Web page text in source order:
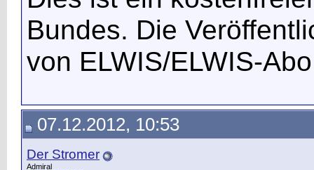
Bundes. Die
von ELWIS/ELWIS-
07.12.2012, 10:53
Der Stromer
Admiral